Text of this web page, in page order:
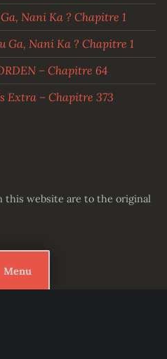
Menu
Nani Ka ? Chapitre 1
Ga, Nani Ka ? Chapitre 1
– Chapitre 64
Extra – Chapitre 373
this website are to the original